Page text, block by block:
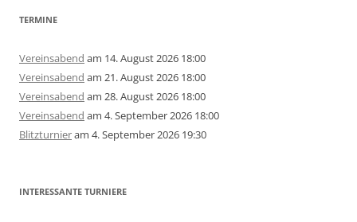
TERMINE
Vereinsabend am 14. August 2026 18:00
Vereinsabend am 21. August 2026 18:00
Vereinsabend am 28. August 2026 18:00
Vereinsabend am 4. September 2026 18:00
Blitzturnieram 4. September 2026 19:30
INTERESSANTE TURNIERE